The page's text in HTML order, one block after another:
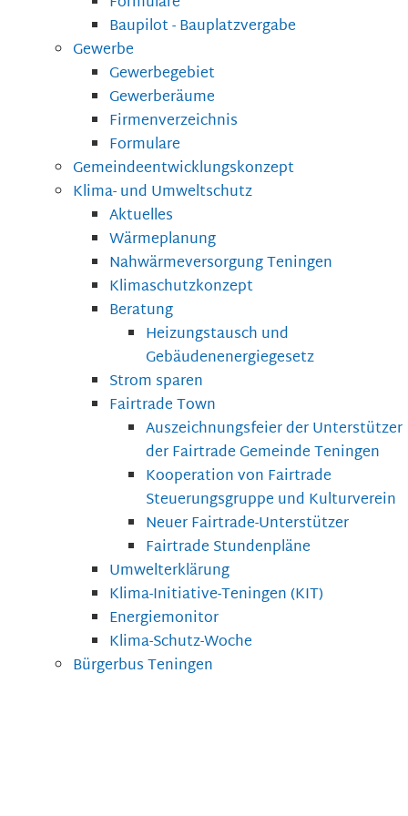
Baupilot - Bauplatzvergabe
Gewerbe
Gewerbegebiet
Gewerberäume
Firmenverzeichnis
Formulare
Gemeindeentwicklungskonzept
Klima- und Umweltschutz
Aktuelles
Wärmeplanung
Nahwärmeversorgung Teningen
Klimaschutzkonzept
Beratung
Heizungstausch und
Gebäudenenergiegesetz
Strom sparen
Fairtrade Town
Auszeichnungsfeier der Unterstützer
der Fairtrade Gemeinde Teningen
Kooperation von Fairtrade
Steuerungsgruppe und Kulturverein
Neuer Fairtrade-Unterstützer
Fairtrade Stundenpläne
Umwelterklärung
Klima-Initiative-Teningen (KIT)
Energiemonitor
Klima-Schutz-Woche
Bürgerbus Teningen